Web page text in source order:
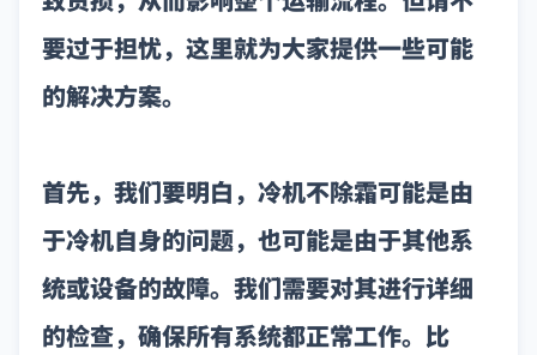
要过于担忧，这里就为大家提供一些可能
的解决方案。
首先，我们要明白，冷机不除霜可能是由
于冷机自身的问题，也可能是由于其他系
统或设备的故障。我们需要对其进行详细
的检查，确保所有系统都正常工作。比